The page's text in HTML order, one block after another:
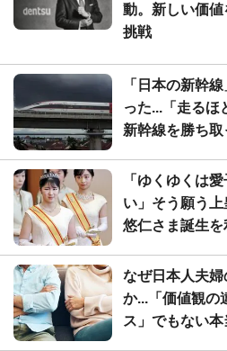
動。新しい価
挑戦
「日本の新幹
った...「走るほ
新幹線を勝ち
「ゆくゆくは
い」そう願う
悠仁さま誕生
なぜ日本人夫
か...「価値観の
ス」でもない本